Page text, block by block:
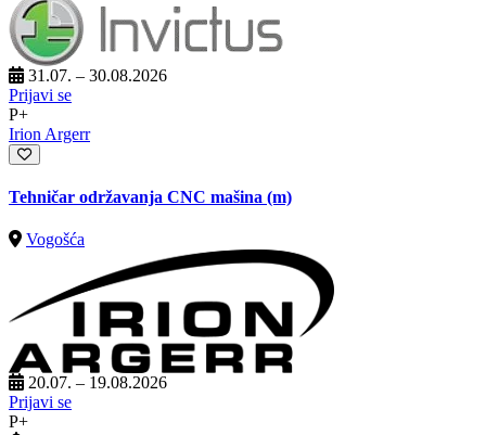
31.07. – 30.08.2026
Prijavi se
P+
Irion Argerr
Tehničar održavanja CNC mašina (m)
Vogošća
20.07. – 19.08.2026
Prijavi se
P+